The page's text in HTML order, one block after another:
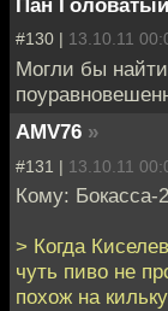
Пан Головатый
#130 | 13.10.11
Могли бы
AMV76 »
#131 | 13.10.11
Кому: Бокасса-
> Когда
чуть пиво не
похож на